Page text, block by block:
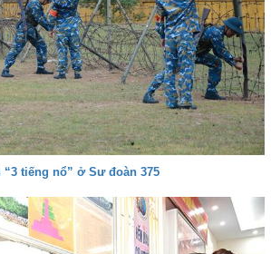
tiếng nổ” ở Sư đoàn 375